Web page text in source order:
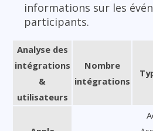
informations sur les
participants.
Analyse des
intégrations
&
utilisateurs
Nombre
intégrations